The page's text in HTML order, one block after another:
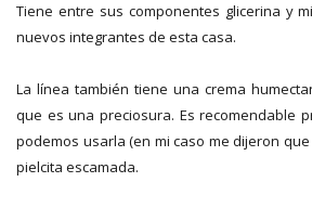
Tiene entre sus componentes glicerina y
nuevos integrantes de esta casa.
La línea también tiene una crema
que es una preciosura. Es recomendable
podemos usarla (en mi caso me dijeron
pielcita escamada.